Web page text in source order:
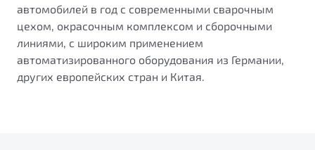
автомобилей в год с современными сварочным
цехом, окрасочным комплексом и сборочными
линиями, с широким применением
автоматизированного оборудования из Германии,
других европейских стран и Китая.